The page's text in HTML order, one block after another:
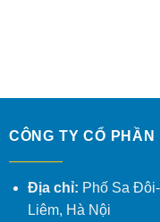
CÔNG TY CỔ PHẦN
Địa chỉ: Phố Sa
Liêm, Hà Nội